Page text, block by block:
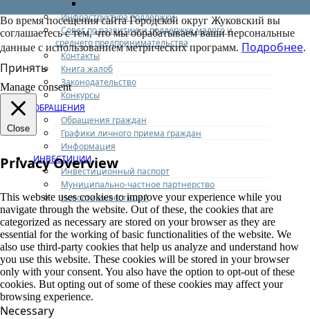
Инфраструктура поддержки
Совет по развитию и поддержке малого и
среднего предпринимательства
Контакты
Книга жалоб
Законодательство
Конкурсы
ОБРАЩЕНИЯ
Обращения граждан
Графики личного приема граждан
Информация
ИНВЕСТИЦИИ
Инвестиционный паспорт
Муниципально-частное партнерство
Новости инвестиций
Во время посещения сайта Городской округ Жуковский вы
соглашаетесь с тем, что мы обрабатываем ваши персональные
данные с использованием метрических программ. Подробнее.
Принять
Manage consent
Close
Privacy Overview
This website uses cookies to improve your experience while you
navigate through the website. Out of these, the cookies that are
categorized as necessary are stored on your browser as they are
essential for the working of basic functionalities of the website. We
also use third-party cookies that help us analyze and understand how
you use this website. These cookies will be stored in your browser
only with your consent. You also have the option to opt-out of these
cookies. But opting out of some of these cookies may affect your
browsing experience.
Necessary